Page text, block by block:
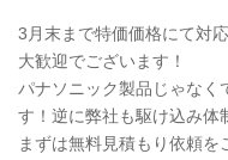
3月末まで特価価格にて対
大歓迎でございます！
パナソニック製品じゃなく
す！逆に弊社も駆け込み体
まずは無料見積もり依頼を